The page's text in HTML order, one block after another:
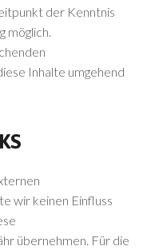
der Kenntnis
möglich.
Inhalte umgehend
wir keinen Einfluss
übernehmen. Für die